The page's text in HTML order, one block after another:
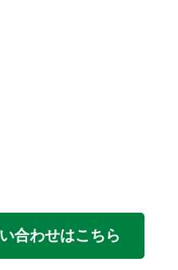
合わせはこちら